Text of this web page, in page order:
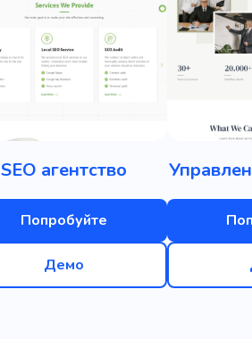
SEO агентство
Попробуйте
Демо